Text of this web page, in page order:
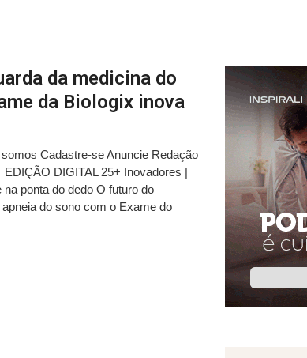
da medicina do
da Biologix inova
Cadastre-se Anuncie Redação
DIGITAL 25+ Inovadores |
na ponta do dedo O futuro do
do sono com o Exame do